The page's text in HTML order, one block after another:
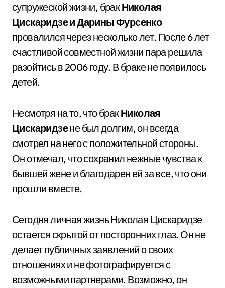
супружеской жизни, бракНиколая
Цискаридзе и Дарины Фурсенко
провалился через несколько лет. После 6 лет
счастливой совместной жизни пара решила
разойтись в 2006 году. В браке не появилось
детей.
Несмотря на то, что бракНиколая
Цискаридзене был долгим, он всегда
смотрел на него с положительной стороны.
Он отмечал, что сохранил нежные чувства к
бывшей жене и благодарен ей за все, что они
прошли вместе.
Сегодня личная жизнь Николая Цискаридзе
остается скрытой от посторонних глаз. Он не
делает публичных заявлений о своих
отношениях и не фотографируется с
возможными партнерами. Возможно, он